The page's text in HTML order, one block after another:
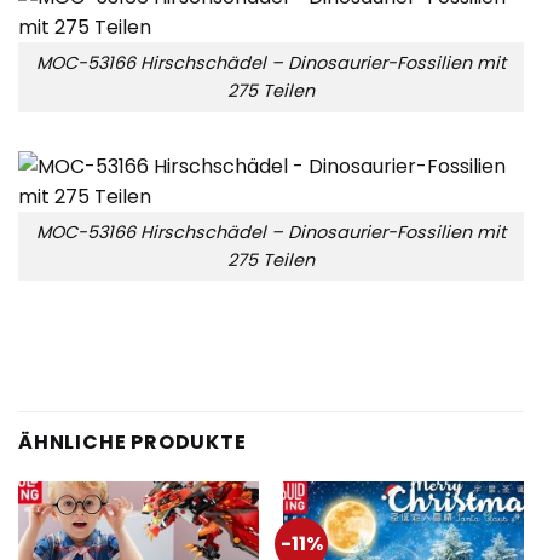
MOC-53166 Hirschschädel – Dinosaurier-Fossilien mit
275 Teilen
MOC-53166 Hirschschädel – Dinosaurier-Fossilien mit
275 Teilen
ÄHNLICHE PRODUKTE
-11%